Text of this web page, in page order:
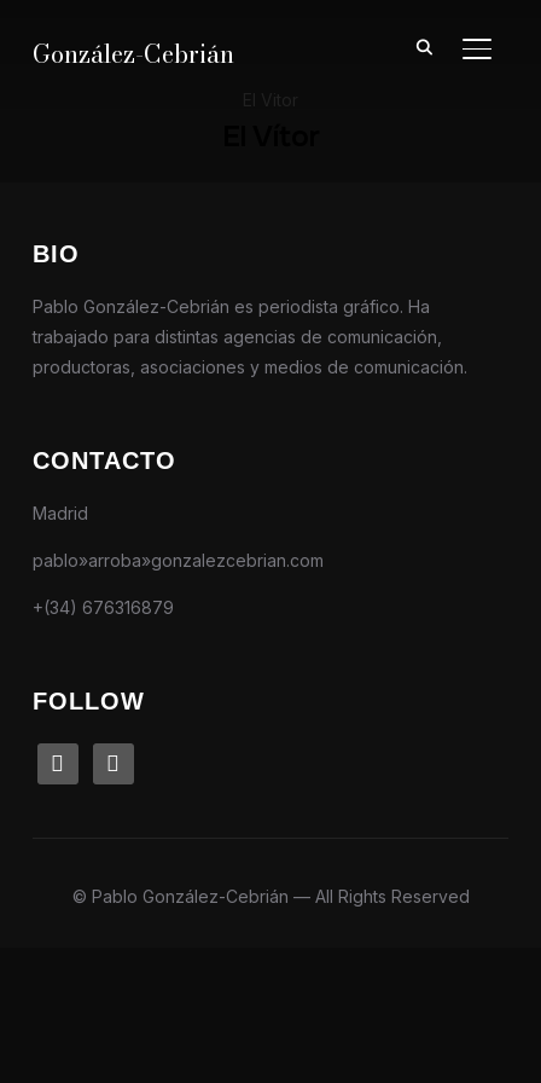
González-Cebrián
BIO
Pablo González-Cebrián es periodista gráfico. Ha
trabajado para distintas agencias de comunicación,
productoras, asociaciones y medios de comunicación.
CONTACTO
Madrid
pablo»arroba»gonzalezcebrian.com
+(34) 676316879
FOLLOW
linkedin instagram
© Pablo González-Cebrián — All Rights Reserved